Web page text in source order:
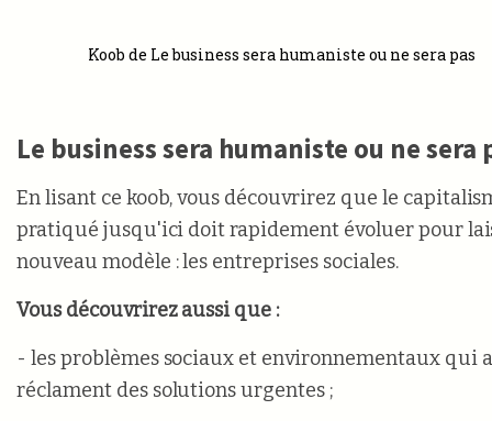
Koob de Le business sera humaniste ou ne sera pas
Le business sera humaniste ou ne sera
En lisant ce koob, vous découvrirez que le
pratiqué jusqu'ici doit rapidement évoluer pour
nouveau modèle : les entreprises sociales.
Vous découvrirez aussi que :
- les problèmes sociaux et environnementaux qui
réclament des solutions urgentes ;